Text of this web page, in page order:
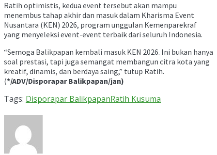
Ratih optimistis, kedua event tersebut akan mampu
menembus tahap akhir dan masuk dalam Kharisma Event
Nusantara (KEN) 2026, program unggulan Kemenparekraf
yang menyeleksi event-event terbaik dari seluruh Indonesia.
“Semoga Balikpapan kembali masuk KEN 2026. Ini bukan hanya
soal prestasi, tapi juga semangat membangun citra kota yang
kreatif, dinamis, dan berdaya saing,” tutup Ratih.
(*/ADV/Disporapar Balikpapan/jan)
Tags: Disporapar BalikpapanRatih Kusuma